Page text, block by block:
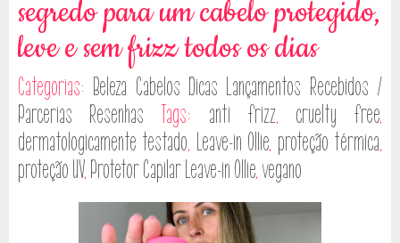
segredo para um cabelo protegido,
leve e sem frizz todos os dias
Categorias: Beleza Cabelos Dicas Lançamentos Recebidos /
Parcerias
Resenhas Tags: anti frizz, cruelty free,
dermatologicamente testado, Leave-in Ollie, proteção térmica,
proteção UV, Protetor Capilar Leave-in Ollie,vegano